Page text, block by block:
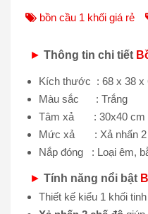
bồn cầu 1 khối giá rẻ
► Thông tin chi tiết
Kích thước : 68 x 38 x
Màu sắc : Trắng
Tâm xả : 30x40 cm
Mức xả : Xả nhấn 2
Nắp đóng : Loại êm,
► Tính năng nổi bật
Thiết kế kiểu 1 khối